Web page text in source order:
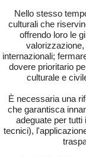
Nello stesso
culturali che
offrendo loro le
internazionali;
dovere prioritario
culturale e
È necessaria una
che garantisca
adeguate per
tecnici),